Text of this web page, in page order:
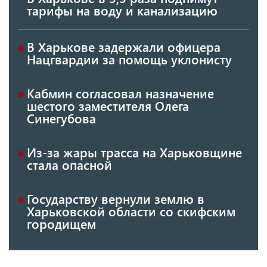
тарифы на воду и канализацию
В Харькове задержали офицера
Нацгвардии за помощь уклонисту
Кабмин согласовал назначение
шестого заместителя Олега
Синегубова
Из-за жары трасса на Харьковщине
стала опасной
Государству вернули землю в
Харьковской области со скифским
городищем